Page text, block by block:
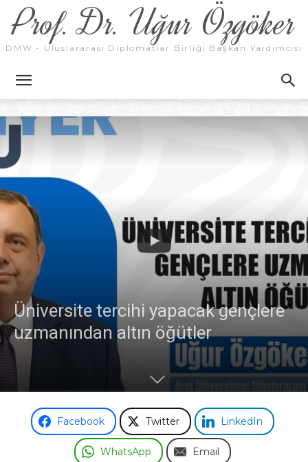
Prof. Dr. Uğur Özgöker
DMW - Uluslararası Diplomatlar Birliği Başkan Yardımcısı
Üniversite tercihi yapacak gençlere
uzmanından altın öğütler
Facebook Twitter LinkedIn
WhatsApp Email